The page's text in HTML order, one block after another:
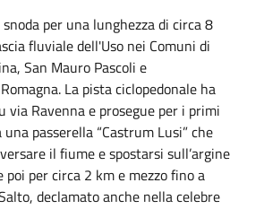
per una lunghezza di circa 8
fluviale dell'Uso nei Comuni di
San Mauro Pascoli e
La pista ciclopedonale ha
via Ravenna e prosegue per i primi
passerella “Castrum Lusi” che
il fiume e spostarsi sull’argine
per circa 2 km e mezzo fino a
declamato anche nella celebre